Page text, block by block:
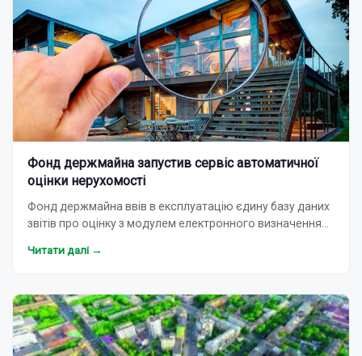
Фонд держмайна запустив сервіс автоматичної
оцінки нерухомості
Фонд держмайна ввів в експлуатацію єдину базу даних
звітів про оцінку з модулем електронного визначення
Читати далі →